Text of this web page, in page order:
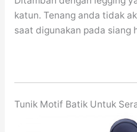
katun. Tenang anda tidak
saat digunakan pada siang
Tunik Motif Batik Untuk